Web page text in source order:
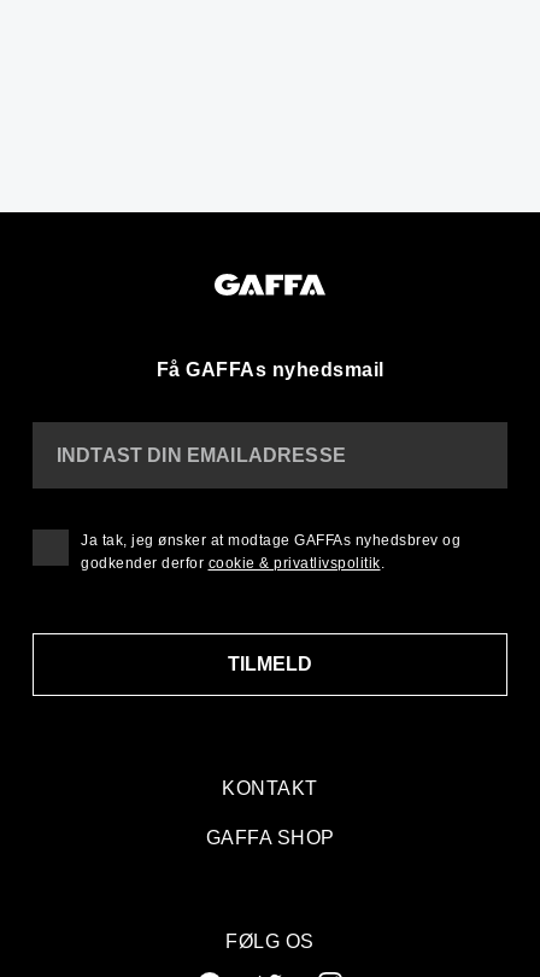
Få GAFFAs nyhedsmail
KONTAKT
GAFFA SHOP
INDTAST DIN EMAILADRESSE
TILMELD
Ja tak, jeg ønsker at modtage GAFFAs nyhedsbrev og
godkender derfor cookie & privatlivspolitik.
FØLG OS